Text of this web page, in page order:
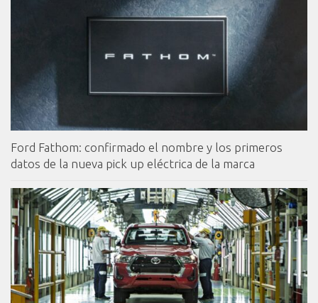
Ford Fathom: confirmado el nombre y los primeros
datos de la nueva pick up eléctrica de la marca